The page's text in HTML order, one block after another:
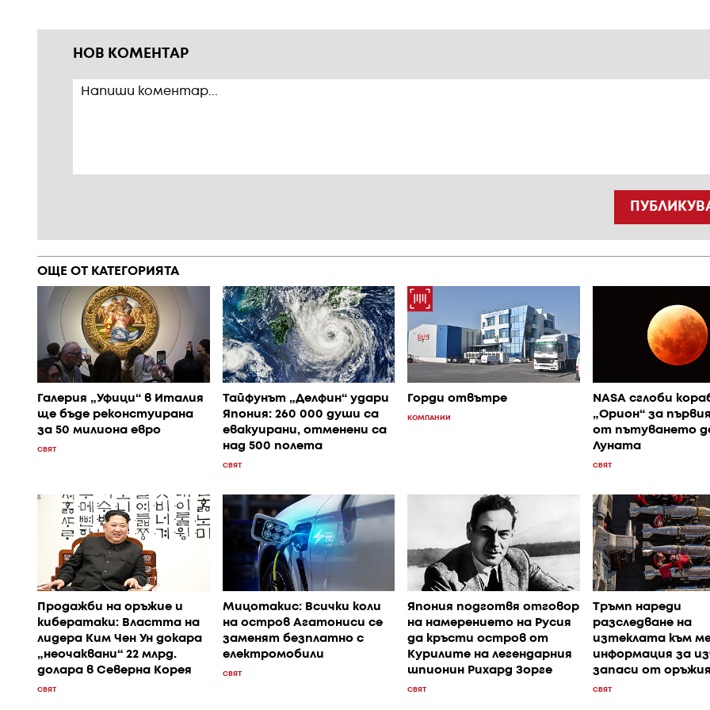
НОВ КОМЕНТАР
ОЩЕ ОТ КАТЕГОРИЯТА
Галерия „Уфици“ в Италия
ще бъде реконстуирана
за 50 милиона евро
СВЯТ
Тайфунът „Делфин“ удари
Япония: 260 000 души са
евакуирани, отменени са
над 500 полета
СВЯТ
Горди отвътре
КОМПАНИИ
NASA сглоби
„Орион“ за
от пътуването
Луната
СВЯТ
Продажби на оръжие и
кибератаки: Властта на
лидера Ким Чен Ун докара
„неочаквани“ 22 млрд.
долара в Северна Корея
СВЯТ
Мицотакис: Всички коли
на остров Агатониси се
заменят безплатно с
електромобили
СВЯТ
Япония подготвя отговор
на намерението на Русия
да кръсти остров от
Курилите на легендарния
шпионин Рихард Зорге
СВЯТ
Тръмп нареди
разследване на
изтеклата към
информация за
запаси от
СВЯТ